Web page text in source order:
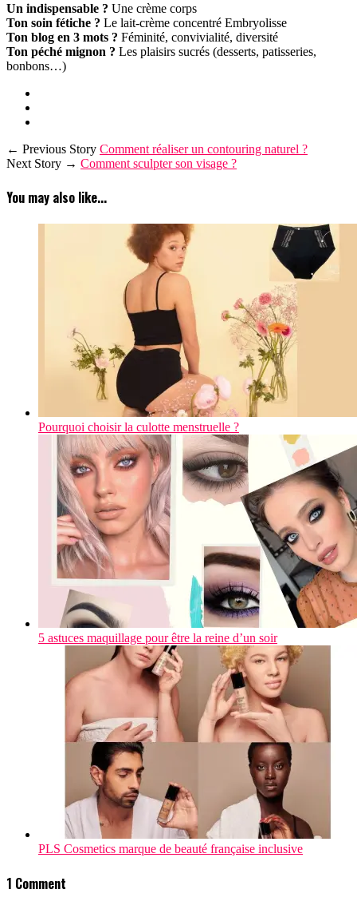
Un indispensable ? Une crème corps
Ton soin fétiche ? Le lait-crème concentré Embryolisse
Ton blog en 3 mots ? Féminité, convivialité, diversité
Ton péché mignon ? Les plaisirs sucrés (desserts, patisseries,
bonbons…)
← Previous Story Comment réaliser un contouring naturel ?
Next Story → Comment sculpter son visage ?
You may also like...
Pourquoi choisir la culotte menstruelle ?
5 astuces maquillage pour être la reine d’un soir
PLS Cosmetics marque de beauté française inclusive
1 Comment